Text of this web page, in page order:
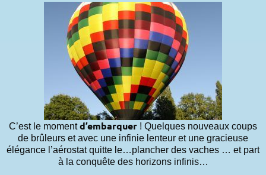
C’est le momentd’embarquer ! Quelques nouveaux coups
de brûleurs et avec une infinie lenteur et une gracieuse
élégance l’aérostat quitte le…plancher des vaches … et part
à la conquête des horizons infinis…